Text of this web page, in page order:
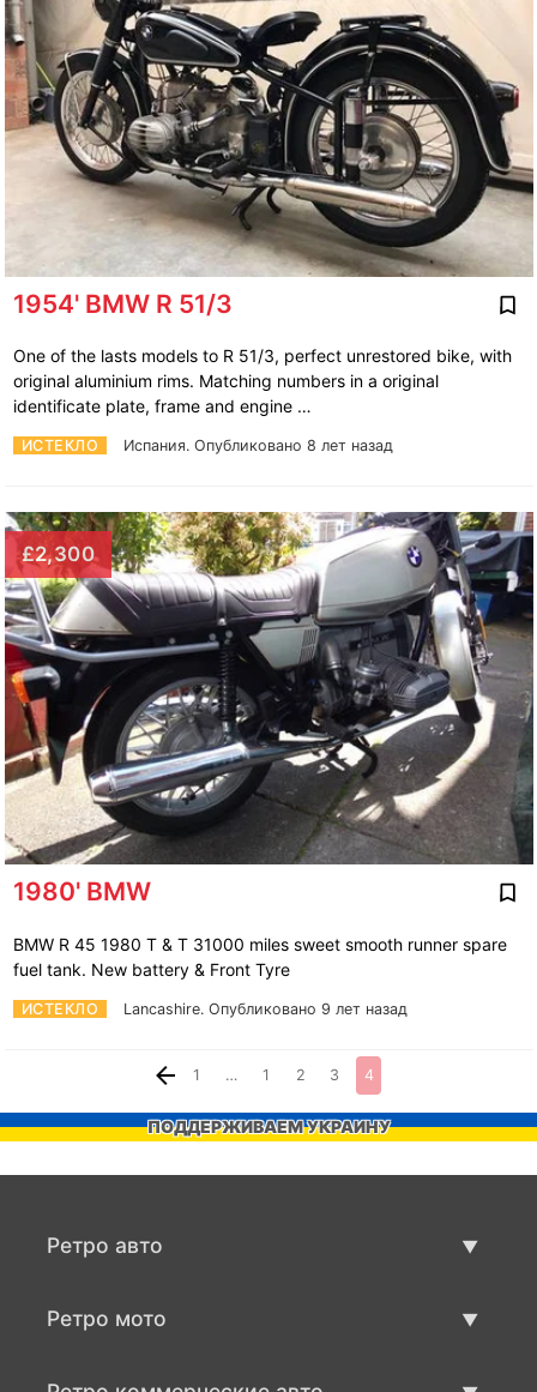
1954' BMW R 51/3
ИСТЕКЛО Испания. Опубликовано 8 лет назад
One of the lasts models to R 51/3, perfect unrestored bike, with
original aluminium rims. Matching numbers in a original
identificate plate, frame and engine …
£2,300
1980' BMW
ИСТЕКЛО Lancashire. Опубликовано 9 лет назад
BMW R 45 1980 T & T 31000 miles sweet smooth runner spare
fuel tank. New battery & Front Tyre
1 … 1 2 3 4
ПОДДЕРЖИВАЕМ УКРАИНУ
Ретро авто
Ретро мото